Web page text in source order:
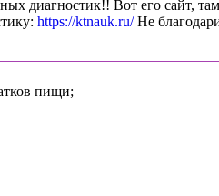
диагностик!! Вот его сайт,
https://ktnauk.ru/Не
пищи;